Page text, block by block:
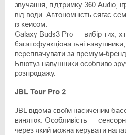
звучання, підтримку 360 Audio,
від води. Автономність сягає
із кейсом.
Galaxy Buds3 Pro — вибір тих,
багатофункціональні
переплачувати за преміум-
Блютуз навушники особливо
розпродажу.
JBL Tour Pro 2
JBL відома своїм насиченим
виняток. Особливість —
через який можна керувати